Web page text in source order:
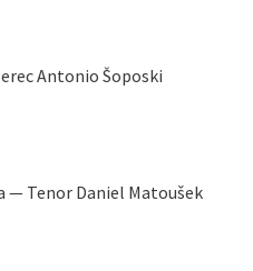
Antonio Šoposki
— Tenor Daniel Matoušek